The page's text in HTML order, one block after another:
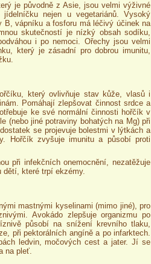
je původně z Asie, jsou velmi výživné
nejen u vegetariánů. Vysoký
B, vápníku a fosforu má léčivý účinek na
skutečností je nízký obsah sodíku,
i po nemoci. Ořechy jsou velmi
který je zásadní pro dobrou imunitu,
který ovlivňuje stav kůže, vlasů i
Pomáhají zlepšovat činnost srdce a
ke své normální činnosti hořčík v
(nebo jiné potraviny bohatých na Mg) při
se projevuje bolestmi v lýtkách a
Hořčík zvyšuje imunitu a působí proti
při infekčních onemocnění, nezatěžuje
dětí, které trpí ekzémy.
mastnými kyselinami (mimo jiné), pro
Avokádo zlepšuje organizmu po
působí na snížení krevního tlaku,
při pektorálních angíně a po infarktech.
ledvin, močových cest a jater. Jí se
na pleť.